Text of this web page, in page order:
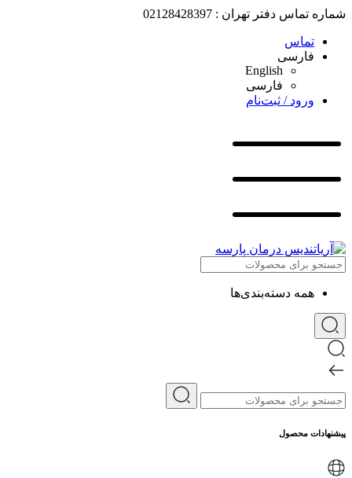
شماره تماس دفتر تهران : 02128428397
تماس
فارسی
English
فارسی
ورود / ثبت‌نام
همه دسته‌بندی‌ها
پیشنهادات محصول